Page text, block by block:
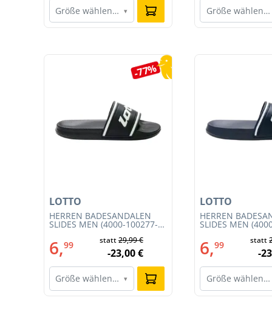
Größe wählen… ▾ Größe wählen…
Produktgalerie überspringen
-77%
HERREN BADESANDALEN
SLIDES MEN (4000-100277-
LOTTO
6,99 statt29,99 €
-23,00 €
Größe wählen… ▾
HERREN
SLIDES MEN
LOTTO
6,99 statt
-
Größe wählen…